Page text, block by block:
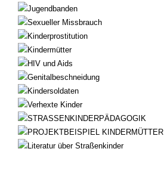
Jugendbanden
Sexueller Missbrauch
Kinderprostitution
Kindermütter
HIV und Aids
Genitalbeschneidung
Kindersoldaten
Verhexte Kinder
STRASSENKINDERPÄDAGOGIK
PROJEKTBEISPIEL KINDERMÜTTER
Literatur über Straßenkinder